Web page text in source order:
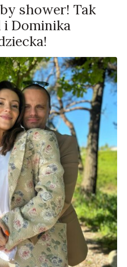
shower! Tak
Dominika